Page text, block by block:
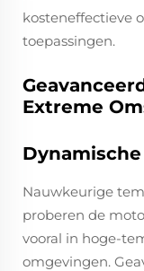
kosteneffectieve
toepassingen.
Extreme
Nauwkeurige
proberen de
vooral in hoge-
omgevingen.